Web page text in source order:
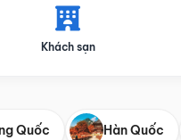
Khách sạn
Quốc Hàn Quốc